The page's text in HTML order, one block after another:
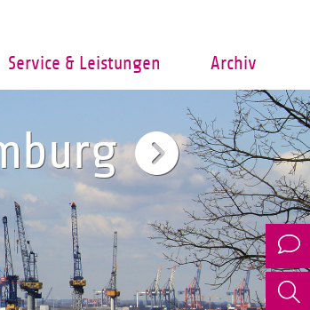
Service & Leistungen Archiv